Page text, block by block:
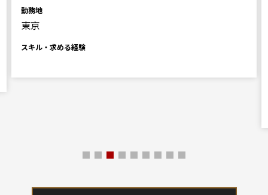
勤務地
東京
スキル・求める経験